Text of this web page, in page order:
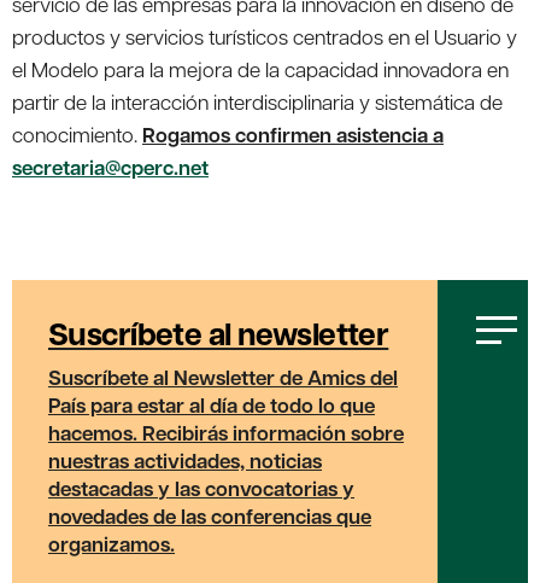
productos y servicios turísticos centrados en el Usuario y
el Modelo para la mejora de la capacidad innovadora en
partir de la interacción interdisciplinaria y sistemática de
conocimiento. Rogamos confirmen asistencia a
secretaria@cperc.net
Suscríbete al newsletter
Suscríbete al Newsletter de Amics del
País para estar al día de todo lo que
hacemos. Recibirás información sobre
nuestras actividades, noticias
destacadas y las convocatorias y
novedades de las conferencias que
organizamos.